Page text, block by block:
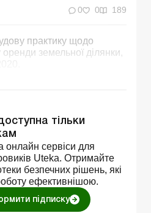
0 0 189
практику щодо
земельної ділянки,
тільки
онлайн сервіси для
Uteka. Отримайте
безпечних рішень, які
ефективнішою.
підписку